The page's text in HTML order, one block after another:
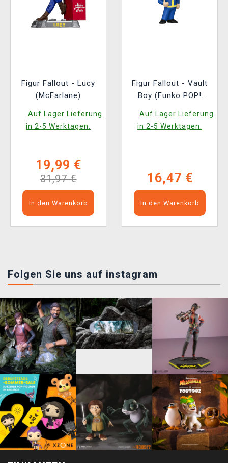
Figur Fallout - Lucy
(McFarlane)
Auf Lager Lieferung
in 2-5 Werktagen.
19,99 €
31,97 €
In den Warenkorb
Figur Fallout - Vault
Boy (Funko POP!
Auf Lager Lieferung
in 2-5 Werktagen.
16,47 €
In den Warenkorb
Folgen Sie uns auf instagram